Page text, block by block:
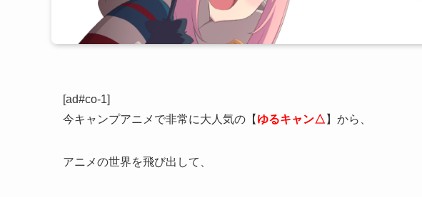
[ad#co-1]
今キャンプアニメで非常に大人気の【 ゆるキャン△ 】から、
アニメの世界を飛び出して、